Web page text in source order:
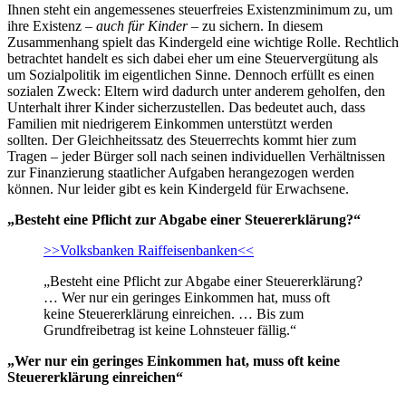
Ihnen steht ein angemessenes steuerfreies Existenzminimum zu, um
ihre Existenz – auch für Kinder– zu sichern. In diesem
Zusammenhang spielt das Kindergeld eine wichtige Rolle. Rechtlich
betrachtet handelt es sich dabei eher um eine Steuervergütung als
um Sozialpolitik im eigentlichen Sinne. Dennoch erfüllt es einen
sozialen Zweck: Eltern wird dadurch unter anderem geholfen, den
Unterhalt ihrer Kinder sicherzustellen. Das bedeutet auch, dass
Familien mit niedrigerem Einkommen unterstützt werden
sollten. Der Gleichheitssatz des Steuerrechts kommt hier zum
Tragen – jeder Bürger soll nach seinen individuellen Verhältnissen
zur Finanzierung staatlicher Aufgaben herangezogen werden
können. Nur leider gibt es kein Kindergeld für Erwachsene.
„Besteht eine Pflicht zur Abgabe einer Steuererklärung?“
>>Volksbanken Raiffeisenbanken<<
„Besteht eine Pflicht zur Abgabe einer Steuererklärung?
… Wer nur ein geringes Einkommen hat, muss oft
keine Steuererklärung einreichen. … Bis zum
Grundfreibetrag ist keine Lohnsteuer fällig.“
„Wer nur ein geringes Einkommen hat, muss oft keine
Steuererklärung einreichen“